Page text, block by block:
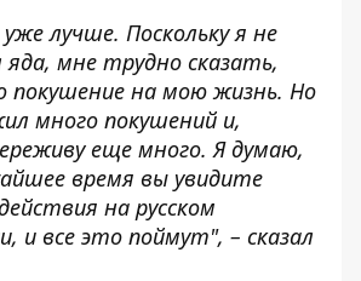
лучше. Поскольку я не
яда, мне трудно сказать,
покушение на мою жизнь. Но
много покушений и,
еще много. Я думаю,
время вы увидите
на русском
и все это поймут", – сказал